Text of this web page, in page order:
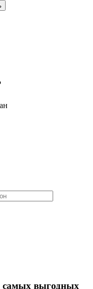
самых выгодных